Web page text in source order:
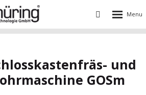
Vyhledávání
Rozbalení
und
GOSm